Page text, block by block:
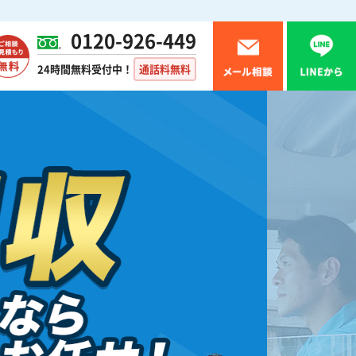
0120-926-449
24時間無料受付中！ 通話料無料